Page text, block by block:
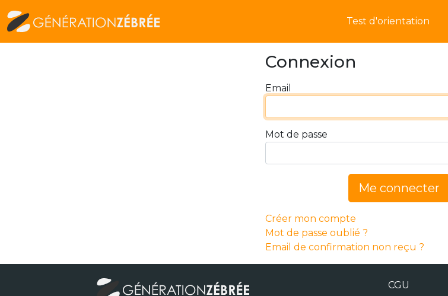
Test d'orientation
Connexion
Email
Mot de passe
Me connecter
Créer mon compte
Mot de passe oublié ?
Email de confirmation non reçu ?
CGU